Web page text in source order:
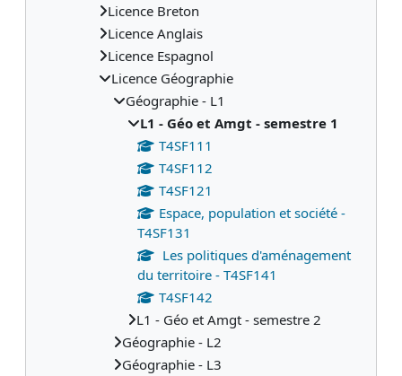
Licence Breton
Licence Anglais
Licence Espagnol
Licence Géographie
Géographie - L1
L1 - Géo et Amgt - semestre 1
T4SF111
T4SF112
T4SF121
Espace, population et société -
T4SF131
Les politiques d'aménagement
du territoire - T4SF141
T4SF142
L1 - Géo et Amgt - semestre 2
Géographie - L2
Géographie - L3